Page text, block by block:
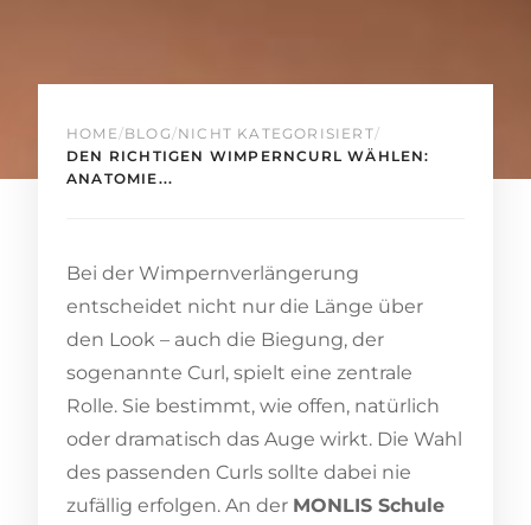
HOME /BLOG /NICHT KATEGORISIERT/
DEN RICHTIGEN WIMPERNCURL WÄHLEN:
ANATOMIE...
Bei der Wimpernverlängerung
entscheidet nicht nur die Länge über
den Look – auch die Biegung, der
sogenannte Curl, spielt eine zentrale
Rolle. Sie bestimmt, wie offen, natürlich
oder dramatisch das Auge wirkt. Die Wahl
des passenden Curls sollte dabei nie
zufällig erfolgen. An der MONLIS Schule